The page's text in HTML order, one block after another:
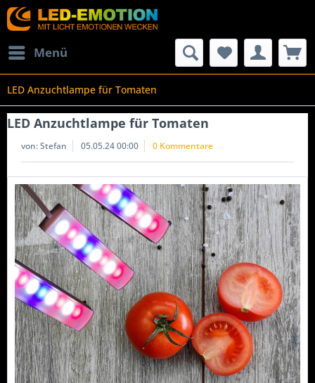
Menü
LED Anzuchtlampe für Tomaten
LED Anzuchtlampe für Tomaten
von:Stefan 05.05.24 00:00 0 Kommentare